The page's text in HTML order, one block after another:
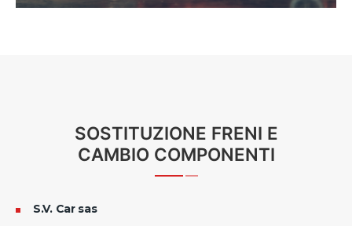
SOSTITUZIONE FRENI E
CAMBIO COMPONENTI
S.V. Car sas